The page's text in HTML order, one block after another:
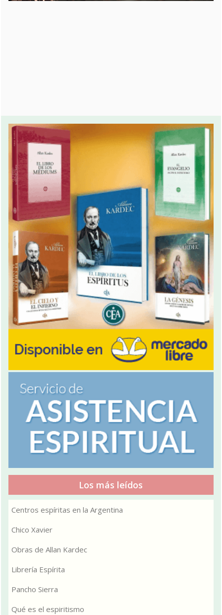
Los más leídos
Centros espíritas en la Argentina
Chico Xavier
Obras de Allan Kardec
Librería Espírita
Pancho Sierra
Qué es el espiritismo